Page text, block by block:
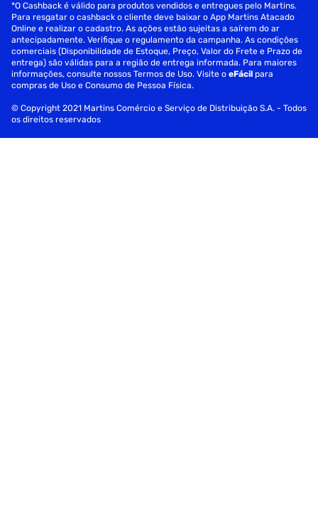
*O Cashback é válido para produtos vendidos e entregues pelo Martins.
Para resgatar o cashback o cliente deve baixar o App Martins Atacado
Online e realizar o cadastro. As ações estão sujeitas a saírem do ar
antecipadamente. Verifique o regulamento da campanha. As condições
comerciais (Disponibilidade de Estoque, Preço, Valor do Frete e Prazo de
entrega) são válidas para a região de entrega informada. Para maiores
informações, consulte nossos Termos de Uso. Visite oeFácil para
compras de Uso e Consumo de Pessoa Física.
© Copyright 2021 Martins Comércio e Serviço de Distribuição S.A. - Todos
os direitos reservados